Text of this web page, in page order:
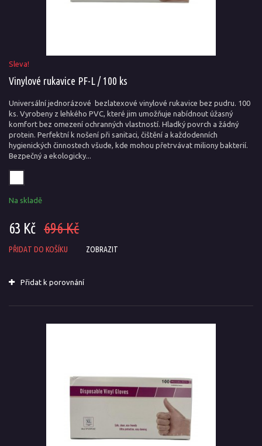
Sleva!
Vinylové rukavice PF-L / 100 ks
Universální jednorázové bezlatexové vinylové rukavice bez pudru. 100
ks. Vyrobeny z lehkého PVC, které jim umožňuje nabídnout úžasný
komfort bez omezení ochranných vlastností. Hladký povrch a žádný
protein. Perfektní k nošení při sanitaci, čištění a každodenních
hygienických činnostech všude, kde mohou přetrvávat miliony bakterií.
Bezpečný a ekologicky...
Na skladě
63 Kč 696 Kč
PŘIDAT DO KOŠÍKU ZOBRAZIT
Přidat k porovnání